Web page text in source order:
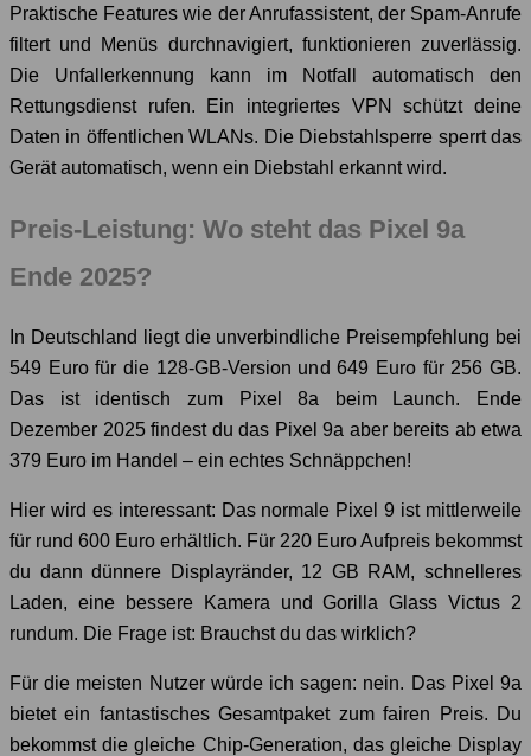
Praktische Features wie der Anrufassistent, der Spam-Anrufe
filtert und Menüs durchnavigiert, funktionieren zuverlässig.
Die Unfallerkennung kann im Notfall automatisch den
Rettungsdienst rufen. Ein integriertes VPN schützt deine
Daten in öffentlichen WLANs. Die Diebstahlsperre sperrt das
Gerät automatisch, wenn ein Diebstahl erkannt wird.
Preis-Leistung: Wo steht das Pixel 9a
Ende 2025?
In Deutschland liegt die unverbindliche Preisempfehlung bei
549 Euro für die 128-GB-Version und 649 Euro für 256 GB.
Das ist identisch zum Pixel 8a beim Launch. Ende
Dezember 2025 findest du das Pixel 9a aber bereits ab etwa
379 Euro im Handel – ein echtes Schnäppchen!
Hier wird es interessant: Das normale Pixel 9 ist mittlerweile
für rund 600 Euro erhältlich. Für 220 Euro Aufpreis bekommst
du dann dünnere Displayränder, 12 GB RAM, schnelleres
Laden, eine bessere Kamera und Gorilla Glass Victus 2
rundum. Die Frage ist: Brauchst du das wirklich?
Für die meisten Nutzer würde ich sagen: nein. Das Pixel 9a
bietet ein fantastisches Gesamtpaket zum fairen Preis. Du
bekommst die gleiche Chip-Generation, das gleiche Display